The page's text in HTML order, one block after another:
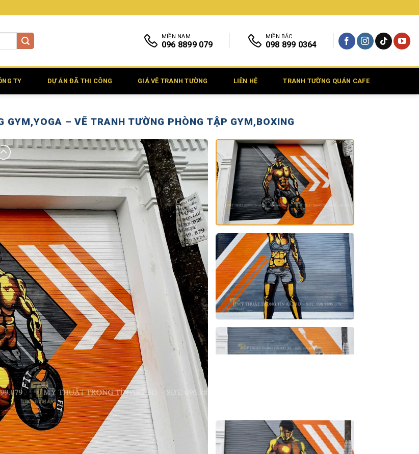
MIỀN NAM
096 8899 079
MIỀN BẮC
098 899 0364
TY DỰ ÁN ĐÃ THI CÔNG GIÁ VẼ TRANH TƯỜNG LIÊN HỆ TRANH TƯỜNG QUÁN CAFE
GYM,YOGA – VẼ TRANH TƯỜNG PHÒNG TẬP GYM,BOXING